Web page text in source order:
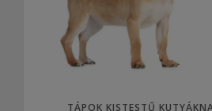
TÁPOK KISTESTŰ